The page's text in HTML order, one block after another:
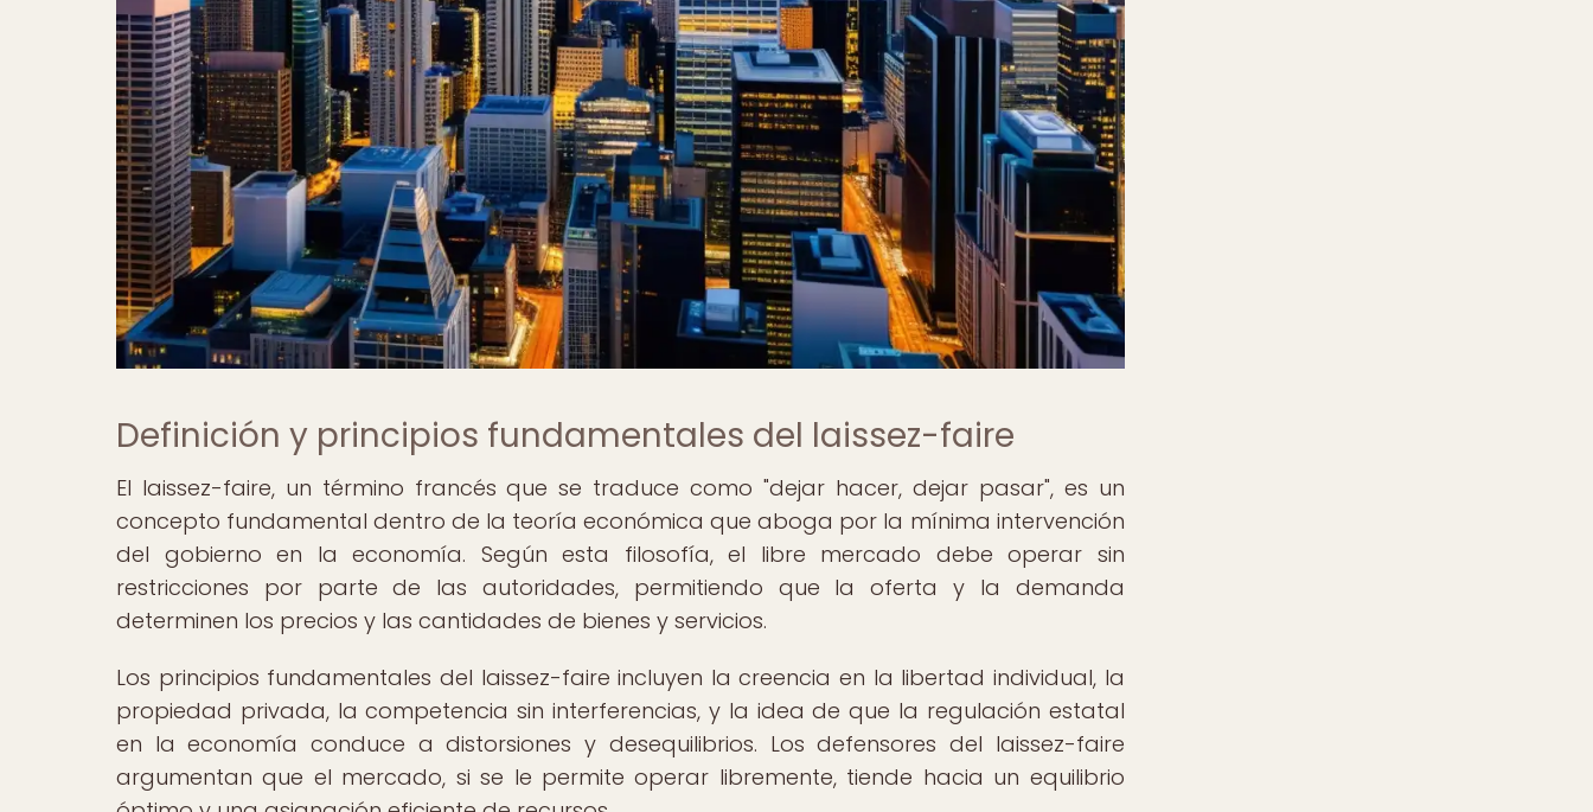
Definición y principios fundamentales del laissez-faire
El laissez-faire, un término francés que se traduce como "dejar hacer, dejar pasar", es un
concepto fundamental dentro de la teoría económica que aboga por la mínima intervención
del gobierno en la economía. Según esta filosofía, el libre mercado debe operar sin
restricciones por parte de las autoridades, permitiendo que la oferta y la demanda
determinen los precios y las cantidades de bienes y servicios.
Los principios fundamentales del laissez-faire incluyen la creencia en la libertad individual, la
propiedad privada, la competencia sin interferencias, y la idea de que la regulación estatal
en la economía conduce a distorsiones y desequilibrios. Los defensores del laissez-faire
argumentan que el mercado, si se le permite operar libremente, tiende hacia un equilibrio